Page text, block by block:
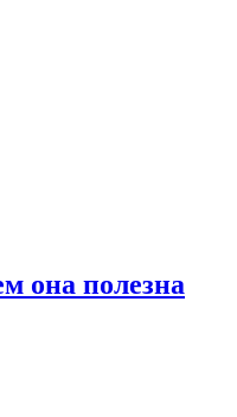
она полезна